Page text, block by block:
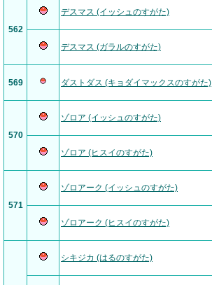
562
デスマス (イッシュのすがた)
デスマス (ガラルのすがた)
569 ダストダス (キョダイマックスのすがた)
570
ゾロア (イッシュのすがた)
ゾロア (ヒスイのすがた)
571
ゾロアーク (イッシュのすがた)
ゾロアーク (ヒスイのすがた)
シキジカ (はるのすがた)